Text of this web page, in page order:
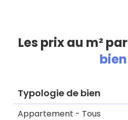
Les prix au m² par
bien
Typologie de bien
Appartement - Tous